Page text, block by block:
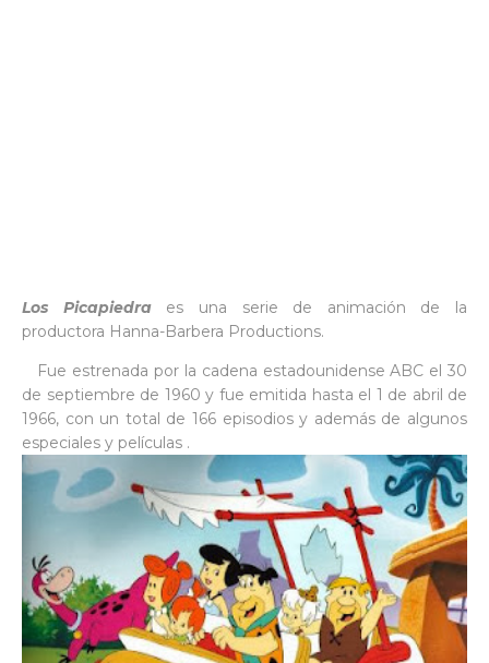
Los Picapiedraes una serie de animación de la
productora Hanna-Barbera Productions.
Fue estrenada por la cadena estadounidense ABC el 30
de septiembre de 1960 y fue emitida hasta el 1 de abril de
1966, con un total de 166 episodios y además de algunos
especiales y películas .